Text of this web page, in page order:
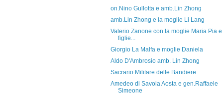
on.Nino Gullotta e amb.Lin Zhong
amb.Lin Zhong e la moglie Li Lang
Valerio Zanone con la moglie Maria Pia e
figlie...
Giorgio La Malfa e moglie Daniela
Aldo D'Ambrosio amb. Lin Zhong
Sacrario Militare delle Bandiere
Amedeo di Savoia Aosta e gen.Raffaele
Simeone